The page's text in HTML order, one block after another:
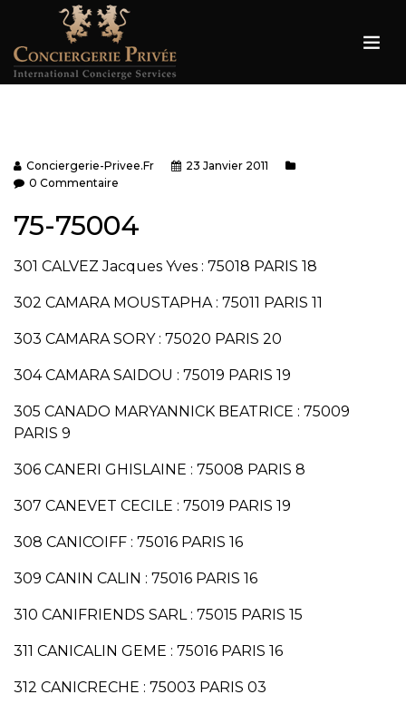
Conciergerie-Privee.fr
23 Janvier 2011
0 Commentaire
75-75004
301 CALVEZ Jacques Yves : 75018 PARIS 18
302 CAMARA MOUSTAPHA : 75011 PARIS 11
303 CAMARA SORY : 75020 PARIS 20
304 CAMARA SAIDOU : 75019 PARIS 19
305 CANADO MARYANNICK BEATRICE : 75009
PARIS 9
306 CANERI GHISLAINE : 75008 PARIS 8
307 CANEVET CECILE : 75019 PARIS 19
308 CANICOIFF : 75016 PARIS 16
309 CANIN CALIN : 75016 PARIS 16
310 CANIFRIENDS SARL : 75015 PARIS 15
311 CANICALIN GEME : 75016 PARIS 16
312 CANICRECHE : 75003 PARIS 03